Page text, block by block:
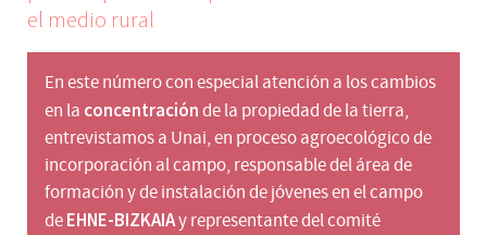
el medio rural
En este número con especial atención a los cambios
en la concentraciónde la propiedad de la tierra,
entrevistamos a Unai, en proceso agroecológico de
incorporación al campo, responsable del área de
formación y de instalación de jóvenes en el campo
deEHNE-BIZKAIAy representante del comité